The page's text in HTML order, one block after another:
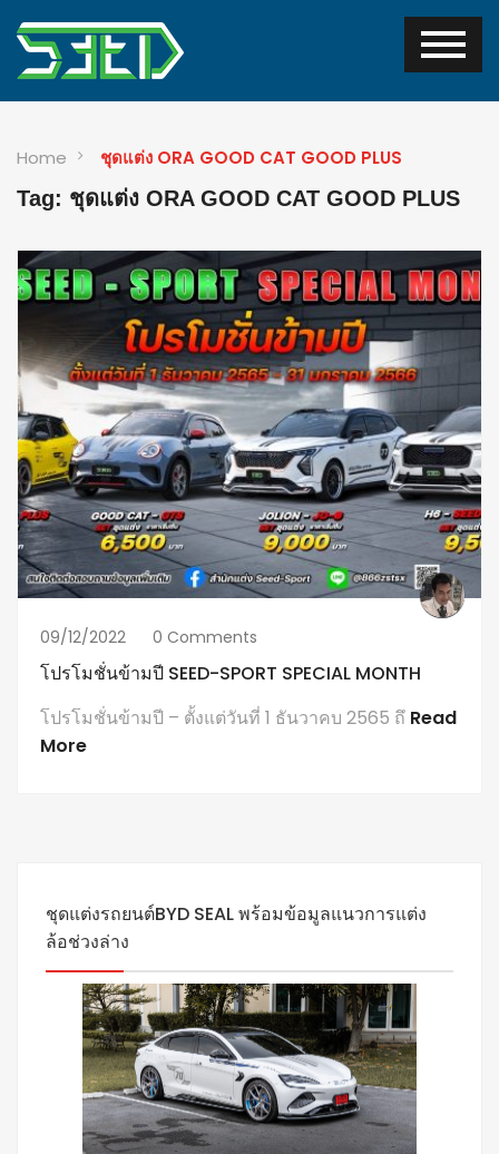
Home ชุดแต่ง ORA GOOD CAT GOOD PLUS
Tag: ชุดแต่ง ORA GOOD CAT GOOD PLUS
09/12/2022 0 Comments
โปรโมชั่นข้ามปี SEED-SPORT SPECIAL MONTH
โปรโมชั่นข้ามปี – ตั้งแต่วันที่ 1 ธันวาคบ 2565 ถึ Read
More
ชุดแต่งรถยนต์BYD SEAL พร้อมข้อมูลแนวการแต่ง
ล้อช่วงล่าง